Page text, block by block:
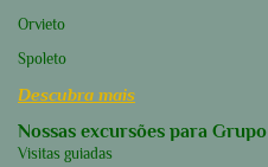
Orvieto
Spoleto
Descubra mais
Nossas excursões para Grupo
Visitas guiadas